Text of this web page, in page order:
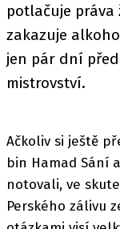
potlačuje
zakazuje
jen pár dní
mistrovství.
Ačkoliv si ještě
bin Hamad Sání
notovali, ve
Perského zálivu